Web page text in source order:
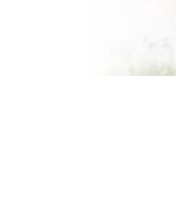
いりそ写